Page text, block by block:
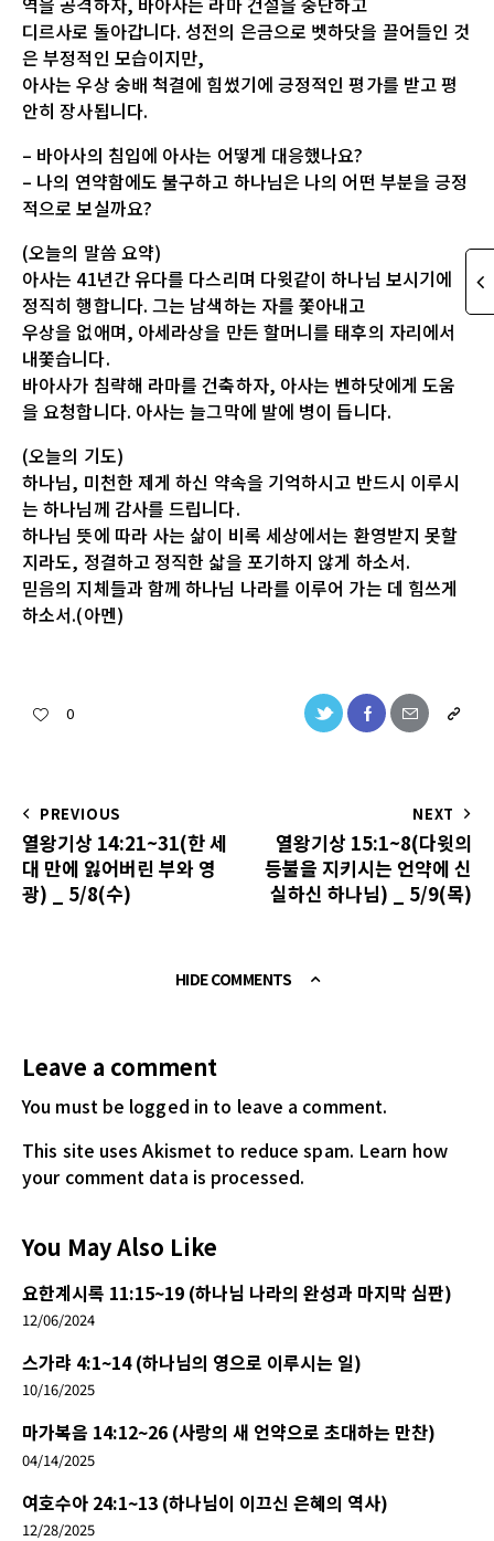
디르사로 돌아갑니다. 성전의 은금으로 벳하닷을 끌어들인 것
은 부정적인 모습이지만,
아사는 우상 숭배 척결에 힘썼기에 긍정적인 평가를 받고 평
안히 장사됩니다.
– 바아사의 침입에 아사는 어떻게 대응했나요?
– 나의 연약함에도 불구하고 하나님은 나의 어떤 부분을 긍정
적으로 보실까요?
(오늘의 말씀 요약)
아사는 41년간 유다를 다스리며 다윗같이 하나님 보시기에
정직히 행합니다. 그는 남색하는 자를 쫓아내고
우상을 없애며, 아세라상을 만든 할머니를 태후의 자리에서
내쫓습니다.
바아사가 침략해 라마를 건축하자, 아사는 벤하닷에게 도움
을 요청합니다. 아사는 늘그막에 발에 병이 듭니다.
(오늘의 기도)
하나님, 미천한 제게 하신 약속을 기억하시고 반드시 이루시
는 하나님께 감사를 드립니다.
하나님 뜻에 따라 사는 삶이 비록 세상에서는 환영받지 못할
지라도, 정결하고 정직한 삷을 포기하지 않게 하소서.
믿음의 지체들과 함께 하나님 나라를 이루어 가는 데 힘쓰게
하소서.(아멘)
0
PREVIOUS
열왕기상 14:21~31(한 세
대 만에 잃어버린 부와 영
광) _ 5/8(수)
NEXT
열왕기상 15:1~8(다윗의
등불을 지키시는 언약에 신
실하신 하나님) _ 5/9(목)
HIDE COMMENTS
Leave a comment
You must be logged in to leave a comment.
This site uses Akismet to reduce spam. Learn how
your comment data is processed.
You May Also Like
요한계시록 11:15~19 (하나님 나라의 완성과 마지막 심판)
12/06/2024
스가랴 4:1~14 (하나님의 영으로 이루시는 일)
10/16/2025
마가복음 14:12~26 (사랑의 새 언약으로 초대하는 만찬)
04/14/2025
여호수아 24:1~13 (하나님이 이끄신 은혜의 역사)
12/28/2025